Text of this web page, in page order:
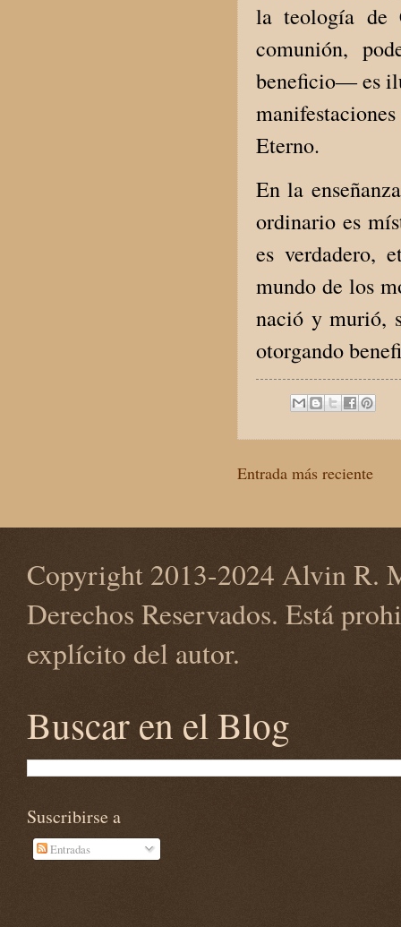
la teología de
comunión,
beneficio— es
Eterno.
En la
ordinario es
es verdadero,
mundo de los
nació y murió,
otorgando
Entrada más reciente
Copyright 2013-2024 Alvin R.
Derechos Reservados. Está
explícito del autor.
Buscar en el Blog
Suscribirse a
Entradas